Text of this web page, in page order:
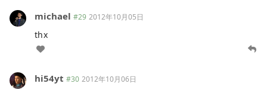
michael #29 2012年10月05日
thx
hi54yt #30 2012年10月06日